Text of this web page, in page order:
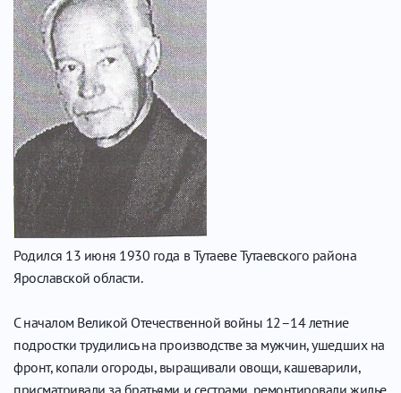
Родился 13 июня 1930 года в Тутаеве Тутаевского района
Ярославской области.
С началом Великой Отечественной войны 12–14 летние
подростки трудились на производстве за мужчин, ушедших на
фронт, копали огороды, выращивали овощи, кашеварили,